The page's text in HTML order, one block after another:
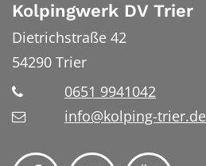
Kolpingwerk DV Trier
Dietrichstraße 42
54290 Trier
0651 9941042
info@kolping-trier.de